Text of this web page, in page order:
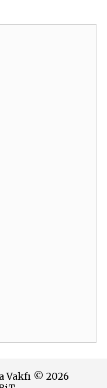
Vakfı © 2026